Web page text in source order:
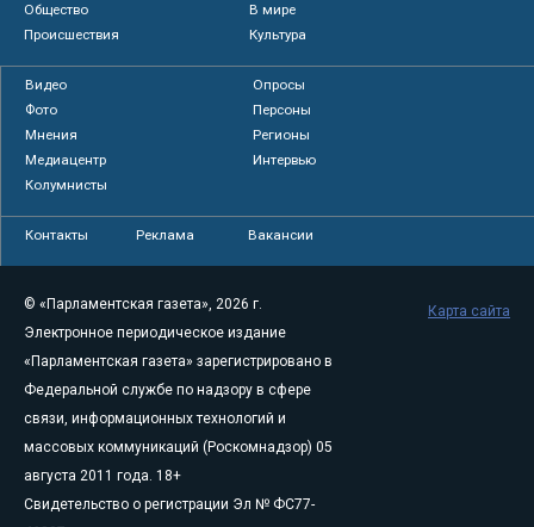
Общество
В мире
Происшествия
Культура
Видео
Опросы
Фото
Персоны
Мнения
Регионы
Медиацентр
Интервью
Колумнисты
Контакты Реклама Вакансии
© «Парламентская газета», 2026 г.
Электронное периодическое издание
«Парламентская газета» зарегистрировано в
Федеральной службе по надзору в сфере
связи, информационных технологий и
массовых коммуникаций (Роскомнадзор) 05
августа 2011 года. 18+
Свидетельство о регистрации Эл № ФС77-
Карта сайта